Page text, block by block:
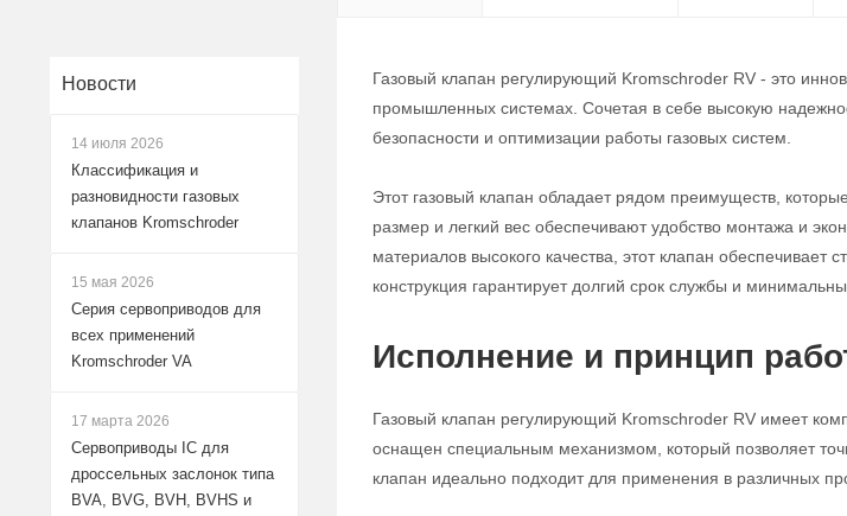
Газовый клапан регулирующий Kromschroder RV - это
промышленных системах. Сочетая в себе высокую
безопасности и оптимизации работы газовых систем.
Этот газовый клапан обладает рядом преимуществ,
размер и легкий вес обеспечивают удобство монтажа и
материалов высокого качества, этот клапан обеспечивает
конструкция гарантирует долгий срок службы и
Исполнение и принцип
Газовый клапан регулирующий Kromschroder RV имеет
оснащен специальным механизмом, который позволяет
клапан идеально подходит для применения в различных
Новости
14 июля 2026
Классификация и
разновидности газовых
клапанов Kromschroder
15 мая 2026
Серия сервоприводов для
всех применений
Kromschroder VA
17 марта 2026
Сервоприводы IC для
дроссельных заслонок типа
BVA, BVG, BVH, BVHS и